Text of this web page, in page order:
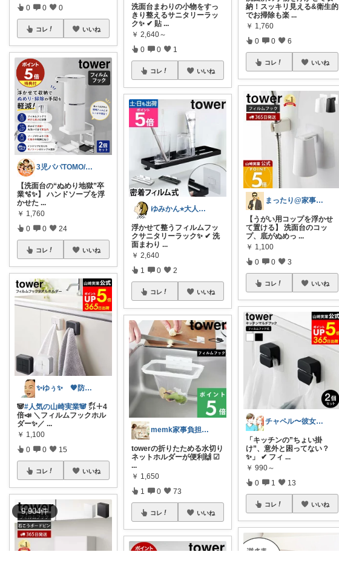
9,904件
0 0 0
コレ いいね
3児パパTOMO/暮らしが整う
【洗面台の“ぬめり地獄”卒
業🫧✨】 ハンドソープを浮
かせた ...
￥ 1,760
0 0 24
コレ いいね
✨ゆぅ✨ 🧡防災グッズ強化中🎒♥
🐼#人気の山崎実業🐼 ㌽＋4
倍📣 ＼フィルムフックホル
ダー✨／ ...
￥ 1,100
0 0 15
コレ いいね
洗面台まわりの小物をすっ
きり整えるサニタリーラッ
ク✨ ✔ 貼 ...
￥ 2,640～
0 0 1
コレ いいね
ゆみかん⭐︎大人の暮らし研究室
浮かせて整うフィルムフッ
クサニタリーラック✨ ✔ 洗
面まわり ...
￥ 2,640
1 0 2
コレ いいね
memk家事負担を減らすキッチングッズ
towerの折りたためる水切り
ネットホルダーが便利🙌 ☑︎
...
￥ 1,650
1 0 73
コレ いいね
納！スッキリ見える&衛生的
でお掃除も楽 ...
￥ 1,760
0 0 6
コレ いいね
まったり@家事ラク時短アイテム
【うがい用コップを浮かせ
て置ける】 洗面台のコッ
プ、底がぬめっ ...
￥ 1,100
0 0 3
コレ いいね
チャペル〜彼女と僕のかわいいモノ探し〜
「キッチンの”ちょい掛
け”、意外と困ってない？
✨」 ✔ フィ ...
￥ 990～
0 1 13
コレ いいね